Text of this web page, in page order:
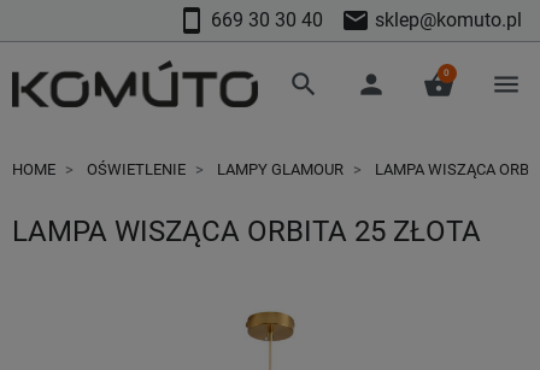
smartphone 669 30 30 40 mail sklep@komuto.pl
search person shopping_basket
0 menu
HOME OŚWIETLENIE LAMPY GLAMOUR LAMPA WISZĄCA
LAMPA WISZĄCA ORBITA 25 ZŁOTA